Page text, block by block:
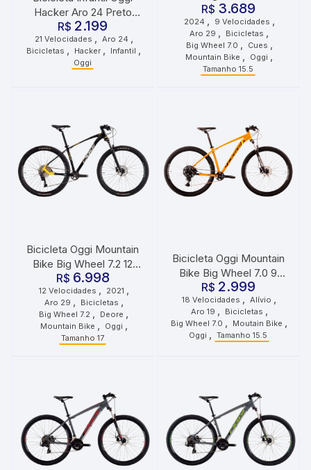
Hacker Aro 24 Preto
Vermelho e Branco
R$ 2.199
21 Velocidades , Aro 24 ,
Bicicletas , Hacker , Infantil ,
Oggi
Velocidades Cues
Grafite Rosa Azul
R$ 3.689
2024 , 9 Velocidades ,
Aro 29 , Bicicletas ,
Big Wheel 7.0 , Cues ,
Mountain Bike , Oggi ,
Tamanho 15.5
Bicicleta Oggi Mountain
Bike Big Wheel 7.2 12
Velocidades Cues Preto
Amarelo Cinza
R$ 6.998
12 Velocidades , 2021 ,
Aro 29 , Bicicletas ,
Big Wheel 7.2 , Deore ,
Mountain Bike , Oggi ,
Tamanho 17
Bicicleta Oggi Mountain
Bike Big Wheel 7.0 9
Velocidades Cues
Grafite Laranja Preto
R$ 2.999
18 Velocidades , Alívio ,
Aro 19 , Bicicletas ,
Big Wheel 7.0 , Moutain Bike ,
Oggi , Tamanho 15.5